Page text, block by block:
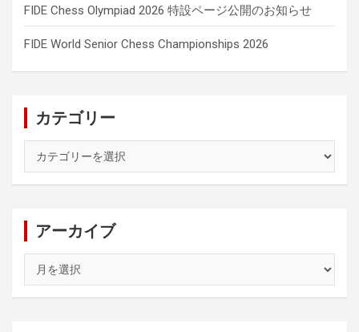
FIDE Chess Olympiad 2026 特設ページ公開のお知らせ
FIDE World Senior Chess Championships 2026
カテゴリー
ゴ
アーカイブ
カ